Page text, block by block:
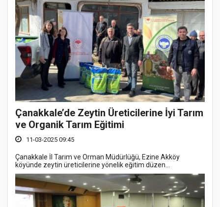
Çanakkale’de Zeytin Üreticilerine İyi Tarım
ve Organik Tarım Eğitimi
11-03-2025 09:45
Çanakkale İl Tarım ve Orman Müdürlüğü, Ezine Akköy
köyünde zeytin üreticilerine yönelik eğitim düzen...